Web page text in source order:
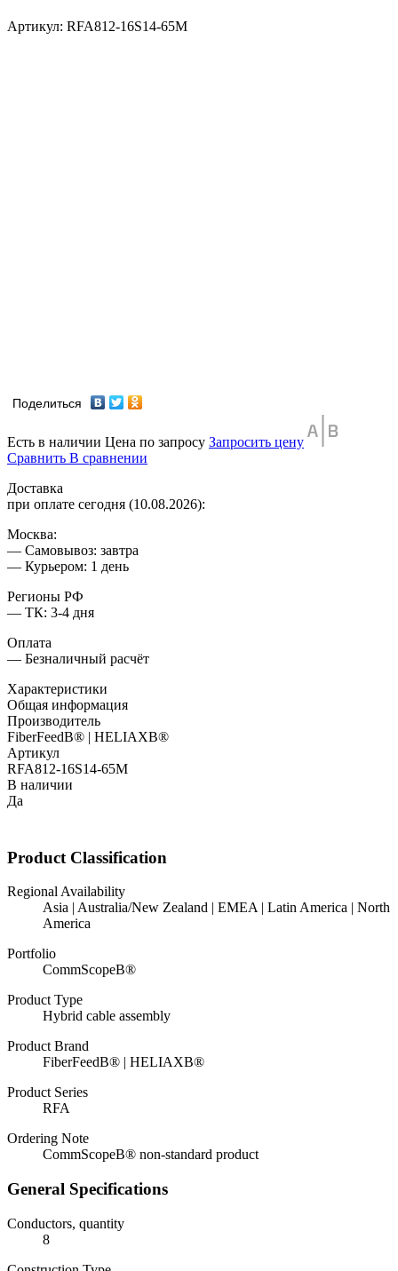
Артикул: RFA812-16S14-65M
Поделиться
Есть в наличии Цена по запросу Запросить цену
Сравнить В сравнении
Доставка
при оплате сегодня (10.08.2026):
Москва:
— Самовывоз: завтра
— Курьером: 1 день
Регионы РФ
— ТК: 3-4 дня
Оплата
— Безналичный расчёт
Характеристики
Общая информация
Производитель
FiberFeedВ® | HELIAXВ®
Артикул
RFA812-16S14-65M
В наличии
Да
Product Classification
Regional Availability
Asia | Australia/New Zealand | EMEA | Latin America | North
America
Portfolio
CommScopeВ®
Product Type
Hybrid cable assembly
Product Brand
FiberFeedВ® | HELIAXВ®
Product Series
RFA
Ordering Note
CommScopeВ® non-standard product
General Specifications
Conductors, quantity
8